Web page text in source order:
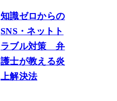
知識ゼロからの
SNS・ネットト
ラブル対策 弁
護士が教える炎
上解決法